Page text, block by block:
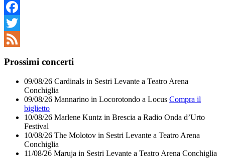
Facebook
Twitter
Prossimi concerti
09/08/26 Cardinals in Sestri Levante a Teatro Arena
Conchiglia
09/08/26 Mannarino in Locorotondo a Locus Compra il
biglietto
10/08/26 Marlene Kuntz in Brescia a Radio Onda d’Urto
Festival
10/08/26 The Molotov in Sestri Levante a Teatro Arena
Conchiglia
11/08/26 Maruja in Sestri Levante a Teatro Arena Conchiglia